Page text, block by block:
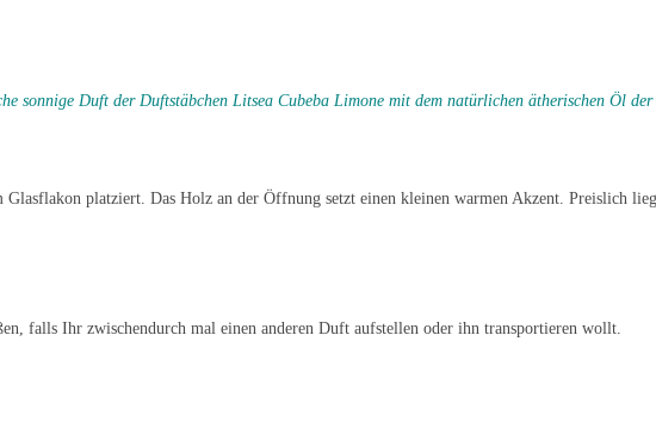
sonnige Duft der Duftstäbchen Litsea Cubeba Limone mit dem natürlichen ätherischen Öl
Glasflakon platziert. Das Holz an der Öffnung setzt einen kleinen warmen Akzent. Preislich
falls Ihr zwischendurch mal einen anderen Duft aufstellen oder ihn transportieren wollt.